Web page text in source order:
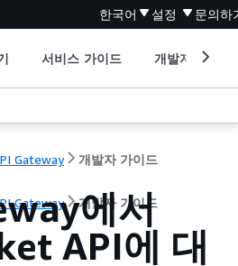
한국어 설정 문의하
서비스 가이드 개발자 도구
Gateway 개발자 가이드
Gateway 개발자 가이드
에서
API에 대